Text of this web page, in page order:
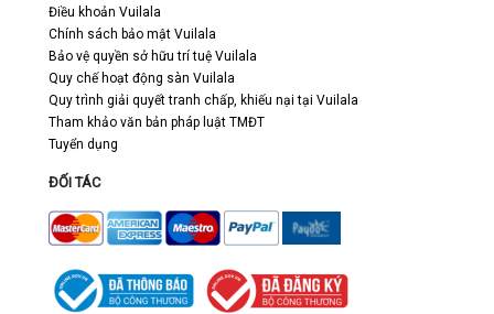
Điều khoản Vuilala
Chính sách bảo mật Vuilala
Bảo vệ quyền sở hữu trí tuệ Vuilala
Quy chế hoạt động sàn Vuilala
Quy trình giải quyết tranh chấp, khiếu nại tại Vuilala
Tham khảo văn bản pháp luật TMĐT
Tuyển dụng
ĐỐI TÁC